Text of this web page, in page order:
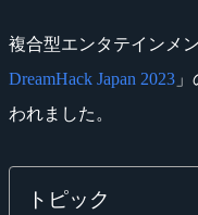
複合型エンタテインメ
DreamHack Japan 2023
われました。
トピック